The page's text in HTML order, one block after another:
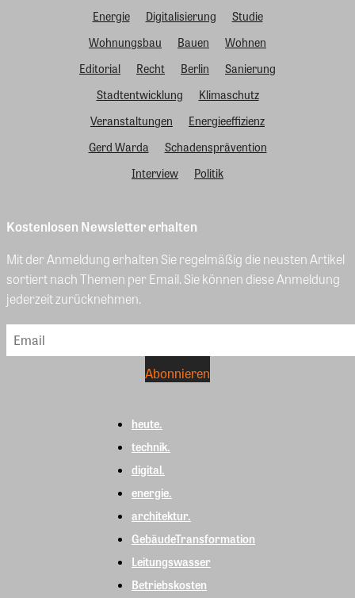
Energie Digitalisierung
Studie
Wohnungsbau
Bauen
Wohnen
Editorial
Recht Berlin
Sanierung
Stadtentwicklung
Klimaschutz
Veranstaltungen
Energieeffizienz
Gerd Warda
Schadensprävention
Interview
Politik
Kostenlosen Newsletter erhalten
Mit der Anmeldung erhalten Sie regelmäßig die neusten Artikel
sortiert nach Themen per Email. Sie können diese Anmeldung
jederzeit zurücknehmen.
heute.
technik.
digital.
energie.
architektur.
GebäudeTransformation
Leitungswasser
Betriebskosten